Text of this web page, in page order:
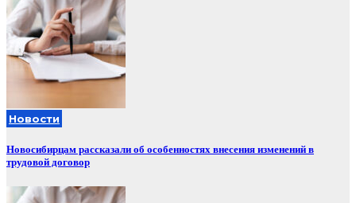
Новости
Новосибирцам рассказали об особенностях внесения изменений в
трудовой договор